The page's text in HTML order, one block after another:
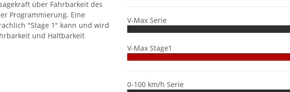
über Fahrbarkeit des
Programmierung. Eine
"Stage 1" kann und wird
und Haltbarkeit
V-Max Serie
V-Max Stage1
0-100 km/h Serie